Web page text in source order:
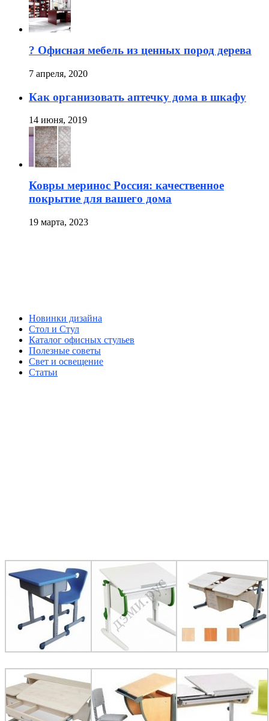
? Офисная мебель из ценных пород дерева
7 апреля, 2020
Как организовать аптечку дома в шкафу
14 июня, 2019
Ковры меринос Россия: качественное
покрытие для вашего дома
19 марта, 2023
Новинки дизайна
Стол и Стул
Каталог офисных стульев
Полезные советы
Свет и освещение
Статьи